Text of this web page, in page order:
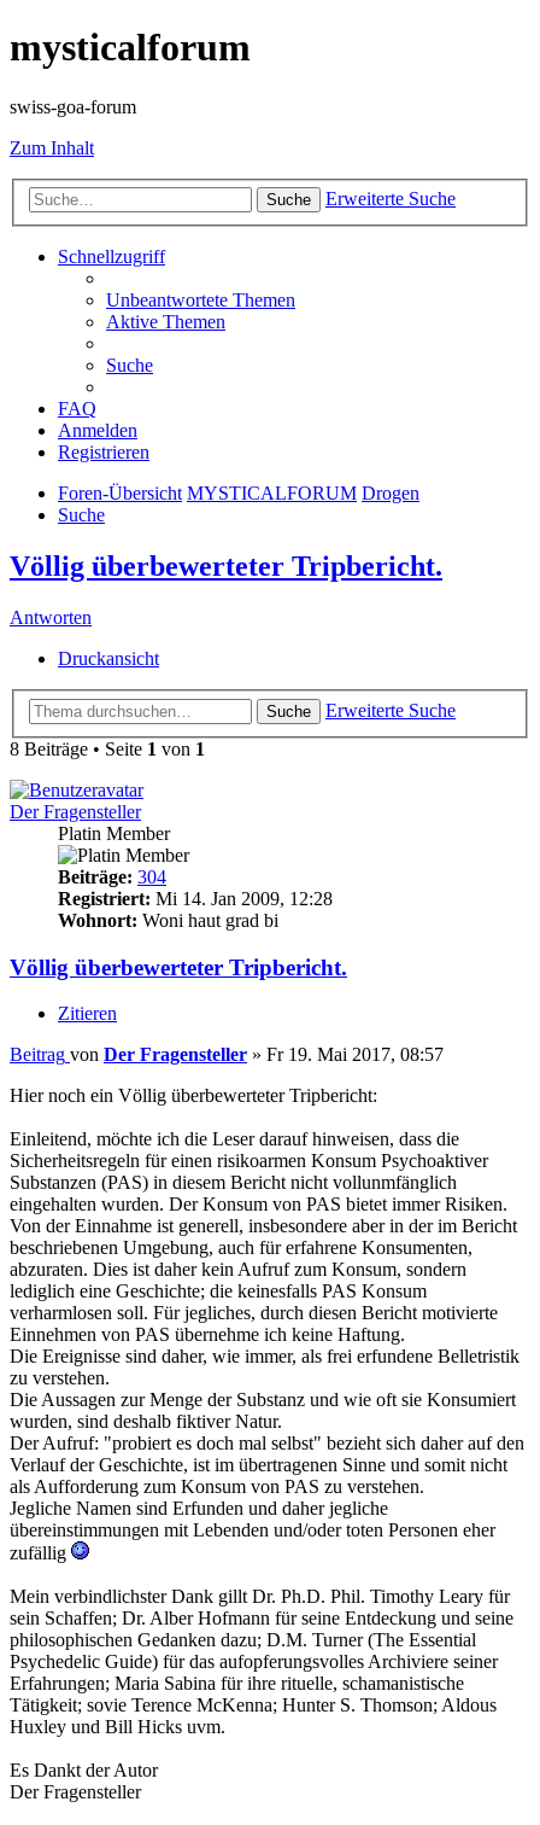
mysticalforum
swiss-goa-forum
Zum Inhalt
Suche Erweiterte Suche
Schnellzugriff
Unbeantwortete Themen
Aktive Themen
Suche
FAQ
Anmelden
Registrieren
Foren-Übersicht MYSTICALFORUM Drogen
Suche
Völlig überbewerteter Tripbericht.
Antworten
Druckansicht
Suche
Erweiterte Suche
8 Beiträge • Seite 1 von 1
Der Fragensteller
Platin Member
Beiträge: 304
Registriert: Mi 14. Jan 2009, 12:28
Wohnort: Woni haut grad bi
Völlig überbewerteter Tripbericht.
Zitieren
Beitrag von Der Fragensteller » Fr 19. Mai 2017, 08:57
Hier noch ein Völlig überbewerteter Tripbericht:
Einleitend, möchte ich die Leser darauf hinweisen, dass die
Sicherheitsregeln für einen risikoarmen Konsum Psychoaktiver
Substanzen (PAS) in diesem Bericht nicht vollunmfänglich
eingehalten wurden. Der Konsum von PAS bietet immer Risiken.
Von der Einnahme ist generell, insbesondere aber in der im Bericht
beschriebenen Umgebung, auch für erfahrene Konsumenten,
abzuraten. Dies ist daher kein Aufruf zum Konsum, sondern
lediglich eine Geschichte; die keinesfalls PAS Konsum
verharmlosen soll. Für jegliches, durch diesen Bericht motivierte
Einnehmen von PAS übernehme ich keine Haftung.
Die Ereignisse sind daher, wie immer, als frei erfundene Belletristik
zu verstehen.
Die Aussagen zur Menge der Substanz und wie oft sie Konsumiert
wurden, sind deshalb fiktiver Natur.
Der Aufruf: "probiert es doch mal selbst" bezieht sich daher auf den
Verlauf der Geschichte, ist im übertragenen Sinne und somit nicht
als Aufforderung zum Konsum von PAS zu verstehen.
Jegliche Namen sind Erfunden und daher jegliche
übereinstimmungen mit Lebenden und/oder toten Personen eher
zufällig
Mein verbindlichster Dank gillt Dr. Ph.D. Phil. Timothy Leary für
sein Schaffen; Dr. Alber Hofmann für seine Entdeckung und seine
philosophischen Gedanken dazu; D.M. Turner (The Essential
Psychedelic Guide) für das aufopferungsvolles Archiviere seiner
Erfahrungen; Maria Sabina für ihre rituelle, schamanistische
Tätigkeit; sovie Terence McKenna; Hunter S. Thomson; Aldous
Huxley und Bill Hicks uvm.
Es Dankt der Autor
Der Fragensteller